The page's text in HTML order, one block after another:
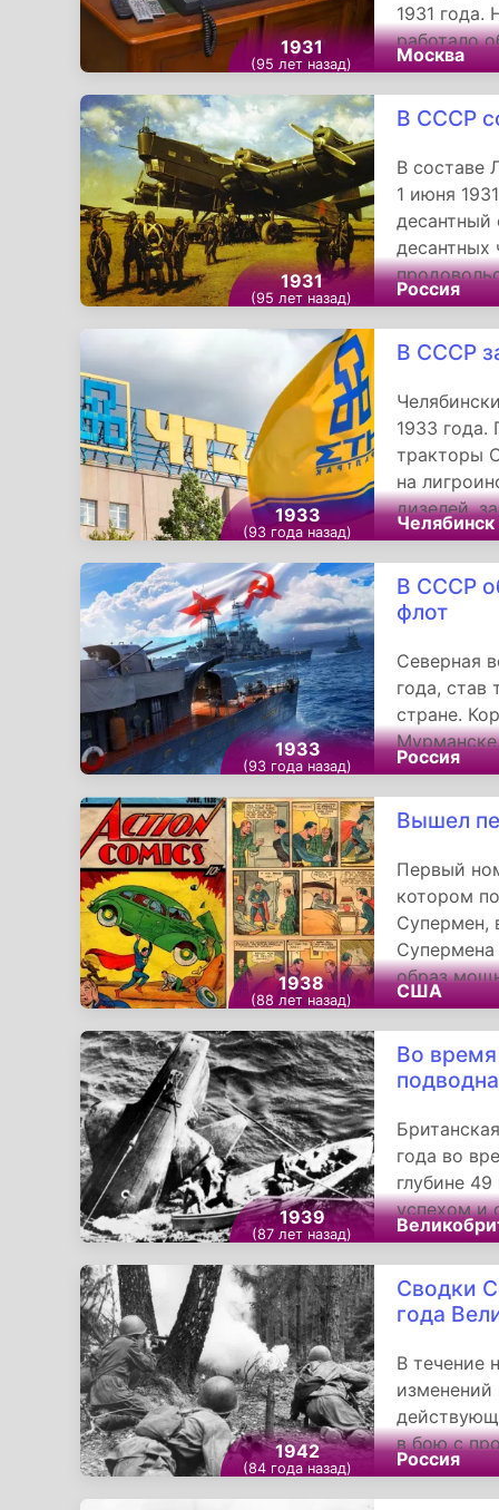
1931
(95 лет назад)
1931 года.
работало
Москва
1931
(95 лет назад)
В СССР
В составе
1 июня
десантный
десантных
грузов.
создания
Россия
1933
(93 года назад)
В СССР
1933 года.
тракторы
на
дизелей,
Челябинск
1933
(93 года назад)
В СССР
флот
Северная
года,
стране.
Полярном.
наравне с
Россия
1938
(88 лет назад)
Вышел
Первый
котором
Супермен,
образ
красной
Шустер.
США
1939
(87 лет назад)
Во время
года во
глубине
успехом и
удалось. В
выхода из
крышек
1942
(84 года назад)
Сводки
года
В течение
в бою с
орудия и
300
Россия